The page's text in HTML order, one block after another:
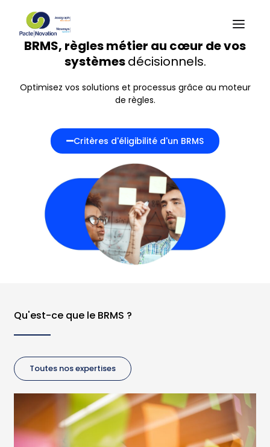
BRMS, règles métier au cœur de vos
systèmesdécisionnels.
Optimisez vos solutions et processus grâce au moteur
de règles.
Critères d'éligibilité d'un BRMS
Qu'est-ce que le BRMS ?
Toutes nos expertises